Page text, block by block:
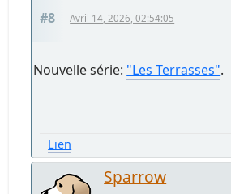
#8 Avril 14, 2026, 02:54:05
Nouvelle série: "Les Terrasses".
Lien
Sparrow